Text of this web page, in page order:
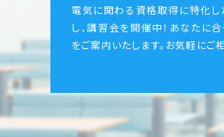
電気に関わる資格取得に特化し
し、講習会を開催中！あなたに
をご案内いたします。お気軽にご